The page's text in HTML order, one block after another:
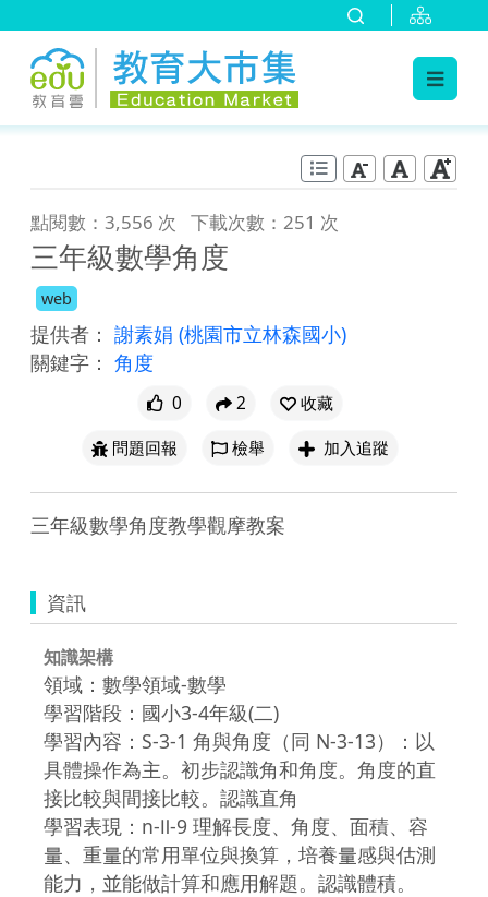
點閱數：3,556 次 下載次數：251 次
三年級數學角度
web
提供者： 謝素娟 (桃園市立林森國小)
關鍵字： 角度
0 2
收藏
問題回報
檢舉 加入追蹤
三年級數學角度教學觀摩教案
資訊
知識架構
領域：數學領域-數學
學習階段：國小3-4年級(二)
學習內容：S-3-1 角與角度（同 N-3-13）：以
具體操作為主。初步認識角和角度。角度的直
接比較與間接比較。認識直角
學習表現：n-Ⅱ-9 理解長度、角度、面積、容
量、重量的常用單位與換算，培養量感與估測
能力，並能做計算和應用解題。認識體積。